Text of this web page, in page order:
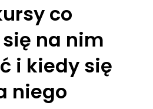
co
na nim
i kiedy się
niego